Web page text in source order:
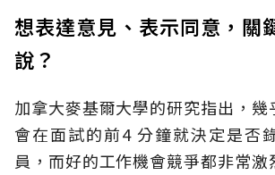
想表達意見、表示同意，關
說？
加拿大麥基爾大學的研究指出，幾
會在面試的前4 分鐘就決定是否
員，而好的工作機會競爭都非常